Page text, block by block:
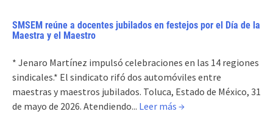
SMSEM reúne a docentes jubilados en festejos por el Día de la
Maestra y el Maestro
* Jenaro Martínez impulsó celebraciones en las 14 regiones
sindicales.* El sindicato rifó dos automóviles entre
maestras y maestros jubilados. Toluca, Estado de México, 31
de mayo de 2026. Atendiendo... Leer más →